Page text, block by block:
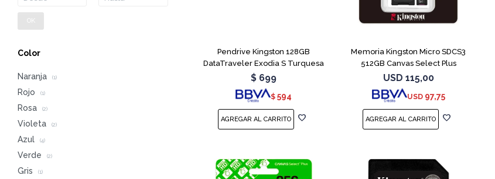
Pendrive Kingston 128GB
DataTraveler Exodia S Turquesa
$ 699
$ 594
Memoria Kingston Micro SDCS3
512GB Canvas Select Plus
USD 115,00
USD 97,75
OK
Color
Naranja (1)
Rojo (1)
Rosa (2)
Violeta (2)
Azul (4)
Verde (2)
Gris (1)